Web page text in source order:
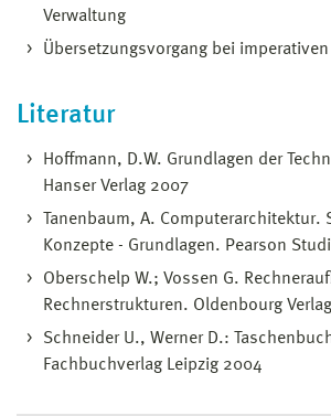
Verwaltung
Übersetzungsvorgang bei
Literatur
Hoffmann, D.W. Grundlagen der
Hanser Verlag 2007
Tanenbaum, A. Computerarchitektur.
Konzepte - Grundlagen. Pearson
Oberschelp W.; Vossen G.
Rechnerstrukturen. Oldenbourg
Schneider U., Werner D.:
Fachbuchverlag Leipzig 2004